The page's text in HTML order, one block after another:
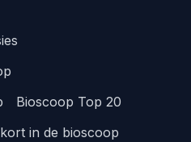
Bioscoop Top 20
in de bioscoop